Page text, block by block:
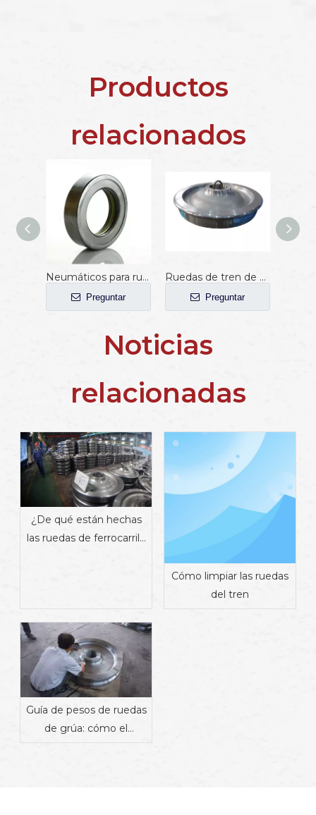
Productos
relacionados
Neumáticos para ruedas de ferrocarril de acero forjado estándar AAR
Preguntar
Ruedas de tren de acero estándar AAR a la venta
Preguntar
Noticias
relacionadas
¿De qué están hechas
las ruedas de ferrocarril?
Cómo limpiar las ruedas
del tren
Guía de pesos de ruedas
de grúa: cómo el